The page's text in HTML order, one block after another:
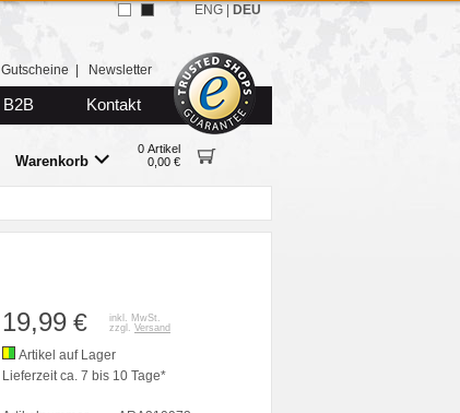
Gutscheine Newsletter
B2B Kontakt
Warenkorb
0 Artikel
0,00 €
ENG DEU
19,99 €
inkl. MwSt.
zzgl. Versand
Artikel auf Lager
Lieferzeit ca. 7 bis 10 Tage*